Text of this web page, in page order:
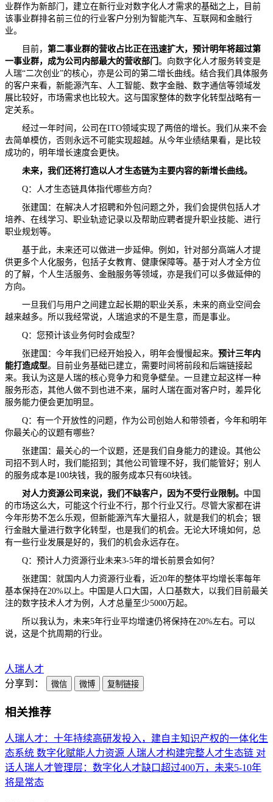
业群作为新部门，建立在新行业对数字化人才需求的基础之上，目前
该事业群排名前三位的行业客户分别为智能汽车、互联网和金融行
业。
目前， 第二事业群的营收占比正在迅速扩大，预计明年将超过第
一事业群，成为公司内部最大的营收部门 。向数字化人才服务转变是
人瑞“二次创业”的核心，亦是公司的第二增长曲线。结合我们具体服务
的客户来看，新能源汽车、人工智能、数字金融、数字通信等领域发
展比较好，市场需求也比较大。这与国家整体的数字化转型战略有一
定关系。
经过一年时间，公司在ITO领域实现了两倍的增长。我们从来不会
去简单模仿，否则永远不可能实现超越。从今年业绩结果看，是比较
成功的，明年增长速度会更快。
未来，我们还将打造以人才生态链为主要内容的新增长曲线。
Q：人才生态链具体指代哪些方向？
张建国：在解决人才招聘和外包问题之外，我们会提供包括人才
培养、在线学习、职业轨迹记录以及帮助应聘者提升职业技能、进行
职业规划等。
基于此，未来还可以做进一步延伸。例如，针对部分高端人才提
供更多个人化服务，包括子女教育、健康保障等。基于对人才全方位
的了解，个人生活服务、金融服务等领域，亦是我们可以多做延伸的
方向。
一旦我们与用户之间建立起长期的职业关系，未来的商业空间会
越来越多。所以我经常说，人瑞追求的不是生意，而是事业。
Q：您预计该业务何时会成型？
张建国：今年我们已经开始投入，明年会慢慢起来。 预计三年内
能打造成型。目前业务基础已建立，需要时间将前段和后端链接起
来。我认为这是人瑞的核心竞争力和竞争壁垒。一旦建立起这样一种
服务形态，其他人做不到也进不来，届时人瑞在面对客户时，差异化
服务能力便会更加明显。
Q：有一个开放性的问题，作为公司创始人和带领者，今年和明年
你最关心的议题有哪些？
张建国：最关心的一个议题，还是我们自身能力的建设。其他公
司招不到人时，我们能招到；其他公司管理不好，我们能管好；别人
的服务成本是100块钱，我的服务成本只有60块钱。
对人力资源公司来说，我们不缺客户，因为不受行业限制。 中国
的市场这么大，可能这个行业不行，那个行业又行。尽管大家都在讲
今年形势不怎么乐观，但新能源汽车大量招人，就是我们的机会；银
行金融大量进行数字化转型，也是我们的机会。无论大环境如何，总
有一些行业发展是好的，我们的机会永远存在。
Q：预计人力资源行业未来3-5年的增长前景会如何？
张建国：就国内人力资源行业看，近20年的整体平均增长率每年
基本保持在20%以上。中国是人口大国，人口基数大，以我们目前最关
注的数字技术人才为例，人才总量至少5000万起。
所以我认为，未来5年行业平均增速仍将保持在20%左右。可以
说，这是个抗周期的行业。
人瑞人才
分享到：
微信 微博 复制链接
相关推荐
人瑞人才：十年持续高研发投入，建自主知识产权的一体化生
态系统 数字化赋能人力资源 人瑞人才构建完整人才生态链 对
话人瑞人才管理层：数字化人才缺口超过400万，未来5-10年
将是常态